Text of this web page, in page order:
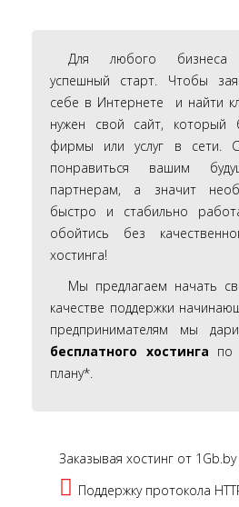
Для любого бизнеса
успешный старт. Чтобы
себе в Интернете и найти
нужен свой сайт, который
фирмы или услуг в сети.
понравиться вашим
партнерам, а значит
быстро и стабильно
обойтись без
хостинга!
Мы предлагаем начать
качестве поддержки
предпринимателям мы
бесплатного хостинга по
плану*.
Заказывая хостинг от
Поддержку протокола